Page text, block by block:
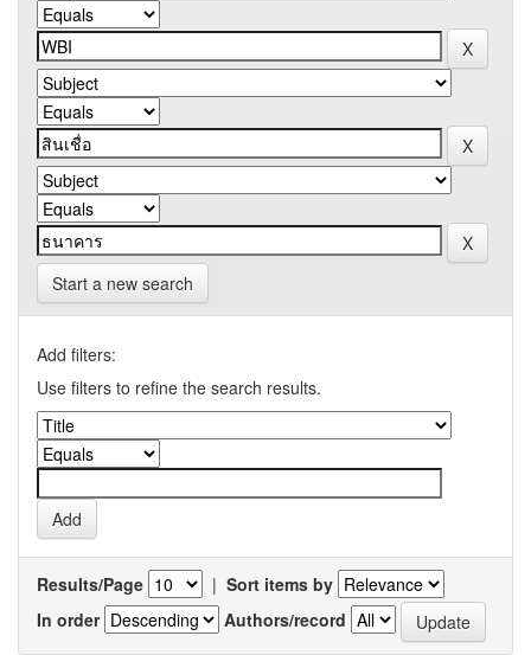
Start a new search
Add filters:
Use filters to refine the search results.
Results/Page | Sort items by
In order
Authors/record